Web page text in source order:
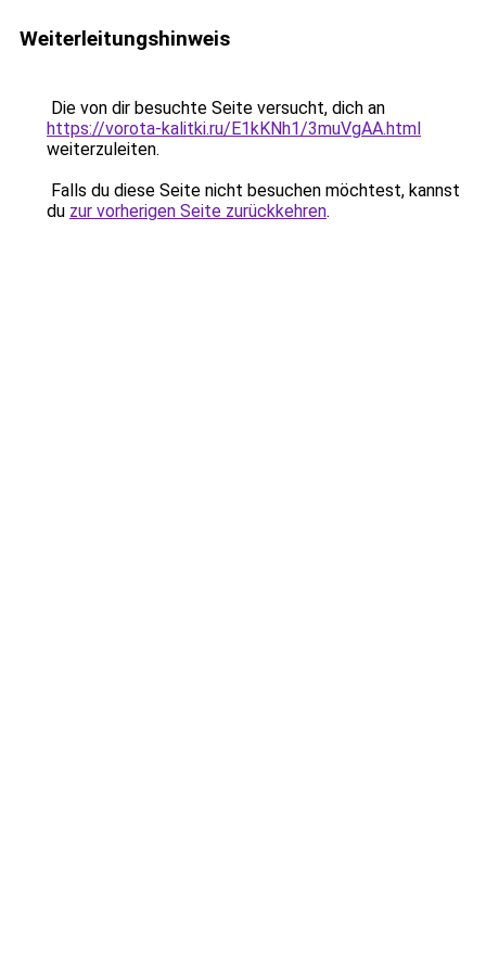
Weiterleitungshinweis
Die von dir besuchte Seite versucht, dich an
https://vorota-kalitki.ru/E1kKNh1/3muVgAA.html
weiterzuleiten.
Falls du diese Seite nicht besuchen möchtest, kannst
du zur vorherigen Seite zurückkehren.